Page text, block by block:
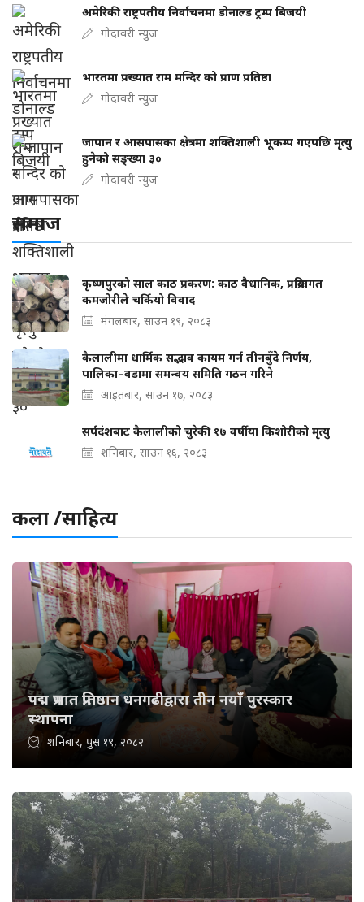
अमेरिकी राष्ट्रपतीय निर्वाचनमा डोनाल्ड ट्रम्प बिजयी
गोदावरी न्युज
भारतमा प्रख्यात राम मन्दिर को प्राण प्रतिष्ठा
गोदावरी न्युज
जापान र आसपासका क्षेत्रमा शक्तिशाली भूकम्प गएपछि मृत्यु
हुनेको सङ्ख्या ३०
गोदावरी न्युज
समाज
कृष्णपुरको साल काठ प्रकरण: काठ वैधानिक, प्रक्रियागत
कमजोरीले चर्कियो विवाद
मंगलबार, साउन १९, २०८३
कैलालीमा धार्मिक सद्भाव कायम गर्न तीनबुँदे निर्णय,
पालिका–वडामा समन्वय समिति गठन गरिने
आइतबार, साउन १७, २०८३
सर्पदंशबाट कैलालीको चुरेकी १७ वर्षीया किशोरीको मृत्यु
शनिबार, साउन १६, २०८३
कला /साहित्य
पद्म प्रभात प्रतिष्ठान धनगढीद्वारा तीन नयाँ पुरस्कार
स्थापना
शनिबार, पुस १९, २०८२